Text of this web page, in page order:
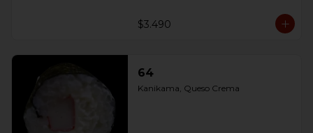
$3.490
64
Kanikama, Queso Crema